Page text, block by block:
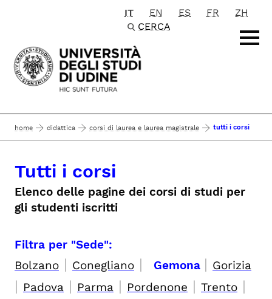
Passa al contenuto principale
IT EN ES FR
ZH
CERCA
home didattica corsi di laurea e laurea magistrale tutti i corsi
Tutti i corsi
Elenco delle pagine dei corsi di studi per
gli studenti iscritti
Filtra per "Sede":
Bolzano | Conegliano | Gemona | Gorizia
| Padova | Parma | Pordenone | Trento |